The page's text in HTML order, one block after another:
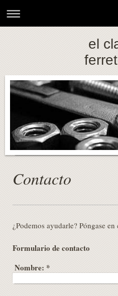
el
Contacto
¿Podemos ayudarle? Póngase
Formulario de contacto
Nombre: *